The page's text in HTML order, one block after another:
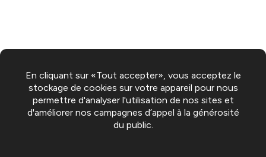
En cliquant sur «Tout accepter», vous acceptez le
stockage de cookies sur votre appareil pour nous
permettre d'analyser l'utilisation de nos sites et
d'améliorer nos campagnes d’appel à la générosité
du public.